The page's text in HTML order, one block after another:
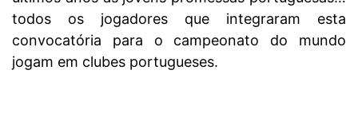
todos os jogadores que integraram esta
convocatória para o campeonato do mundo
jogam em clubes portugueses.